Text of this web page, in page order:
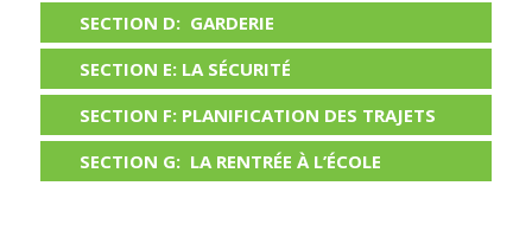
SECTION D: GARDERIE
SECTION E: LA SÉCURITÉ
SECTION F: PLANIFICATION DES TRAJETS
SECTION G: LA RENTRÉE À L’ÉCOLE